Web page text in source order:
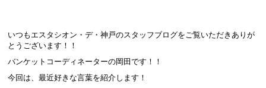
いつもエスタシオン・デ・神戸のスタッフブログをご覧いただきありが
とうございます！！
バンケットコーディネーターの岡田です！！
今回は、最近好きな言葉を紹介します！